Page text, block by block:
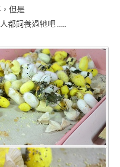
，但是
都飼養過牠吧 …..